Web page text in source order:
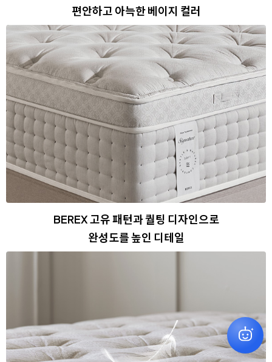
편안하고 아늑한 베이지 컬러
BEREX 고유 패턴과 퀄팅 디자인으로
완성도를 높인 디테일